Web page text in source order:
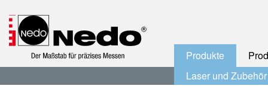
Produkte
Laser und Zubehör